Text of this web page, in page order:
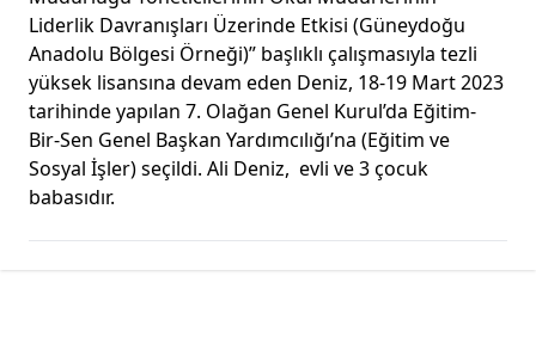
Liderlik Davranışları Üzerinde Etkisi (Güneydoğu
Anadolu Bölgesi Örneği)” başlıklı çalışmasıyla tezli
yüksek lisansına devam eden Deniz, 18-19 Mart 2023
tarihinde yapılan 7. Olağan Genel Kurul’da Eğitim-
Bir-Sen Genel Başkan Yardımcılığı’na (Eğitim ve
Sosyal İşler) seçildi. Ali Deniz, evli ve 3 çocuk
babasıdır.